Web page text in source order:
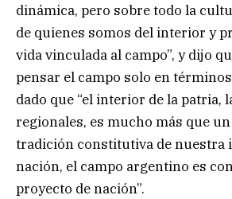
dinámica, pero sobre todo la
de quienes somos del interior y
vida vinculada al campo”, y dijo
pensar el campo solo en
dado que “el interior de la patria,
regionales, es mucho más que
tradición constitutiva de nuestra
nación, el campo argentino es
proyecto de nación”.